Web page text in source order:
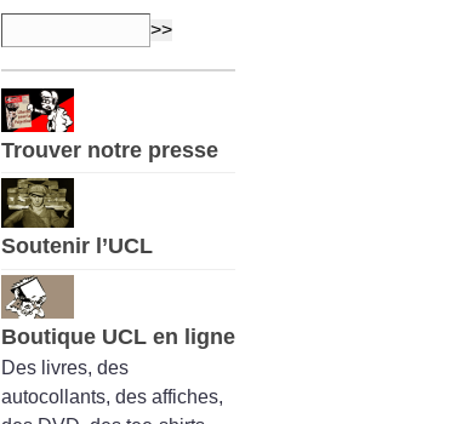
Trouver notre presse
Soutenir l’UCL
Boutique UCL en ligne
Des livres, des
autocollants, des affiches,